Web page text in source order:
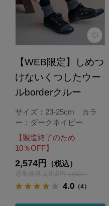
【WEB限定】しめつ
けないくつしたウー
ルborderクルー
サイズ：23-25cm カラ
ー：ダークネイビー
【製造終了のため
10％OFF】
2,574円 （税込）
通常価格 2,860円 （税込）
4.0（4）